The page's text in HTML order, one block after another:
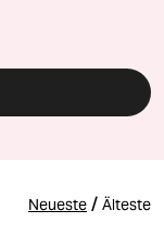
Neueste / Älteste